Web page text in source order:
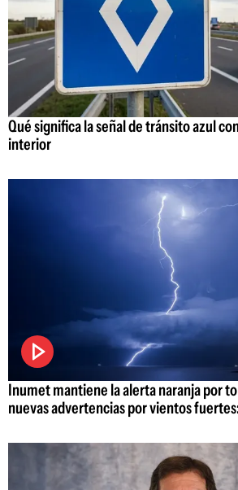
Qué significa la señal de tránsito azul
interior
Inumet mantiene la alerta naranja por
nuevas advertencias por vientos